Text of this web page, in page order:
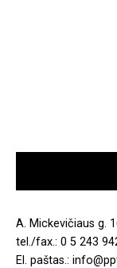
A. Mickevičiaus g.
tel./fax.: 0 5 243
El. paštas.: